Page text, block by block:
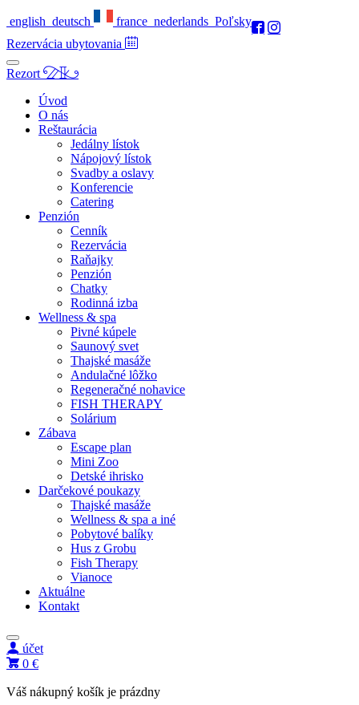
english deutsch france nederlands Poľsky
Rezervácia ubytovania
Rezort
Úvod
O nás
Reštaurácia
Jedálny lístok
Nápojový lístok
Svadby a oslavy
Konferencie
Catering
Penzión
Cenník
Rezervácia
Raňajky
Penzión
Chatky
Rodinná izba
Wellness & spa
Pivné kúpele
Saunový svet
Thajské masáže
Andulačné lôžko
Regeneračné nohavice
FISH THERAPY
Solárium
Zábava
Escape plan
Mini Zoo
Detské ihrisko
Darčekové poukazy
Thajské masáže
Wellness & spa a iné
Pobytové balíky
Hus z Grobu
Fish Therapy
Vianoce
Aktuálne
Kontakt
účet
0 €
Váš nákupný košík je prázdny